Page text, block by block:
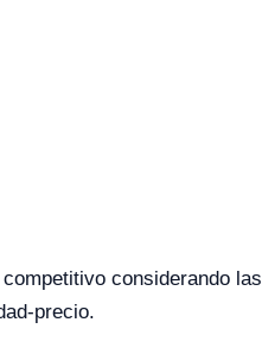
considerando las
precio.